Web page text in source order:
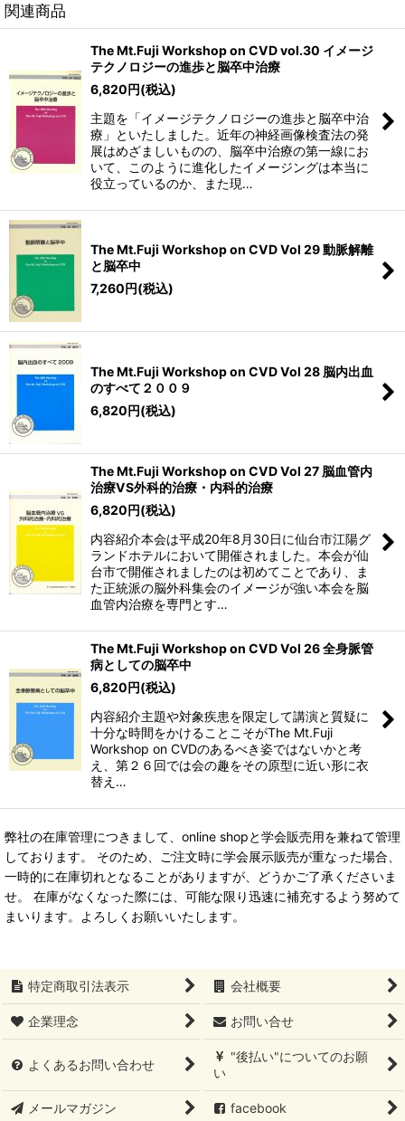
関連商品
The Mt.Fuji Workshop on CVD vol.30 イメージ
テクノロジーの進歩と脳卒中治療
6,820 円(税込)
主題を「イメージテクノロジーの進歩と脳卒中治
療」といたしました。近年の神経画像検査法の発
展はめざましいものの、脳卒中治療の第一線にお
いて、このように進化したイメージングは本当に
役立っているのか、また現…
The Mt.Fuji Workshop on CVD Vol 29 動脈解離
と脳卒中
7,260 円(税込)
The Mt.Fuji Workshop on CVD Vol 28 脳内出血
のすべて２００９
6,820円(税込)
The Mt.Fuji Workshop on CVD Vol 27 脳血管内
治療VS外科的治療・内科的治療
6,820 円(税込)
内容紹介本会は平成20年8月30日に仙台市江陽グ
ランドホテルにおいて開催されました。本会が仙
台市で開催されましたのは初めてことであり、ま
た正統派の脳外科集会のイメージが強い本会を脳
血管内治療を専門とす…
The Mt.Fuji Workshop on CVD Vol 26 全身脈管
病としての脳卒中
6,820 円(税込)
内容紹介主題や対象疾患を限定して講演と質疑に
十分な時間をかけることこそがThe Mt.Fuji
Workshop on CVDのあるべき姿ではないかと考
え、第２６回では会の趣をその原型に近い形に衣
替え…
弊社の在庫管理につきまして、online shopと学会販売用を兼ねて管理
しております。 そのため、ご注文時に学会展示販売が重なった場合、
一時的に在庫切れとなることがありますが、どうかご了承くださいま
せ。 在庫がなくなった際には、可能な限り迅速に補充するよう努めて
まいります。よろしくお願いいたします。
特定商取引法表示 会社概要
企業理念 お問い合せ
よくあるお問い合わせ
"後払い"についてのお願
い
メールマガジン facebook